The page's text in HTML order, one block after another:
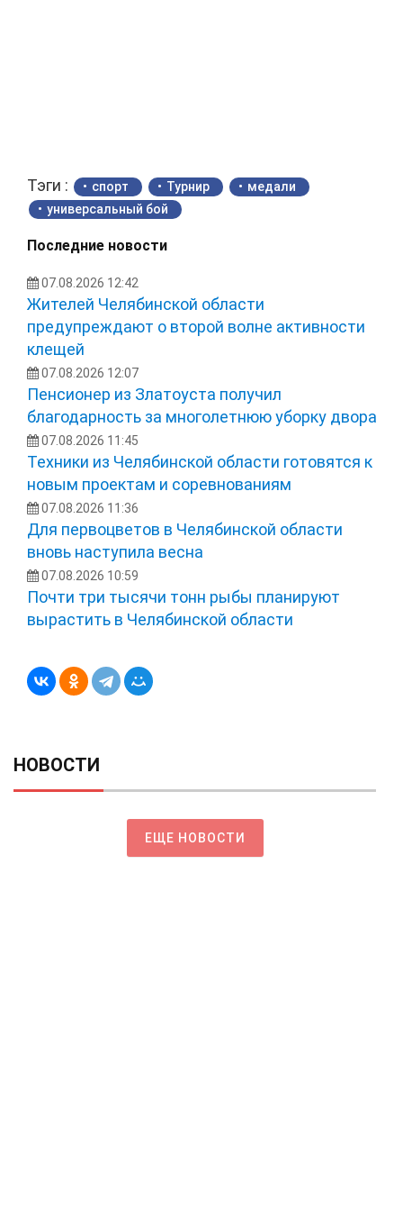
Тэги : спорт Турнир
медали
универсальный бой
Последние новости
07.08.2026 12:42
Жителей Челябинской области
предупреждают о второй волне активности
клещей
07.08.2026 12:07
Пенсионер из Златоуста получил
благодарность за многолетнюю уборку двора
07.08.2026 11:45
Техники из Челябинской области готовятся к
новым проектам и соревнованиям
07.08.2026 11:36
Для первоцветов в Челябинской области
вновь наступила весна
07.08.2026 10:59
Почти три тысячи тонн рыбы планируют
вырастить в Челябинской области
НОВОСТИ
ЕЩЕ НОВОСТИ